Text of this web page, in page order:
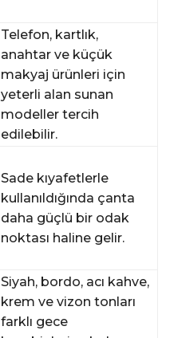
Telefon, kartlık,
anahtar ve küçük
makyaj ürünleri için
yeterli alan sunan
modeller tercih
edilebilir.
Sade kıyafetlerle
kullanıldığında çanta
daha güçlü bir odak
noktası haline gelir.
Siyah, bordo, acı kahve,
krem ve vizon tonları
farklı gece